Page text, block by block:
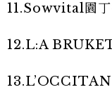
11.Sowvital園丁
12.L:A